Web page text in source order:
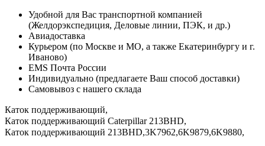
Удобной для Вас транспортной компанией
(Желдорэкспедиция, Деловые линии, ПЭК, и др.)
Авиадоставка
Курьером (по Москве и МО, а также Екатеринбургу и г.
Иваново)
EMS Почта России
Индивидуально (предлагаете Ваш способ доставки)
Самовывоз с нашего склада
Каток поддерживающий,
Каток поддерживающий Caterpillar 213BHD,
Каток поддерживающий 213BHD,3K7962,6K9879,6K9880,